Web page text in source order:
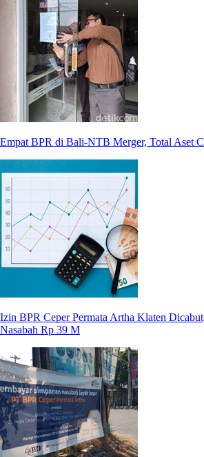
Empat BPR di Bali-NTB Merger, Total Aset
Izin BPR Ceper Permata Artha Klaten
Nasabah Rp 39 M